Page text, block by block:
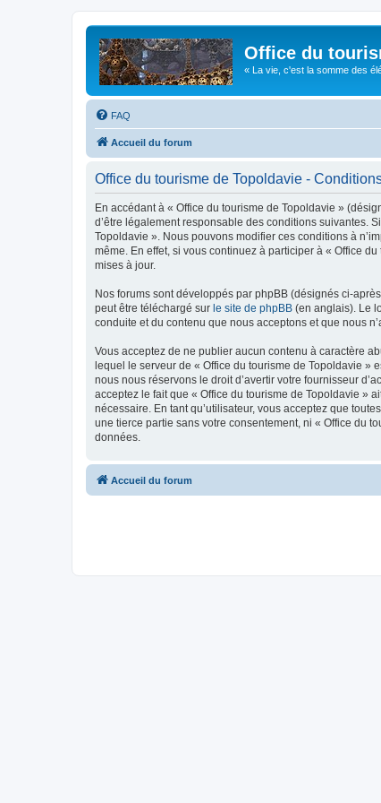
Office du
« La vie, c'est la somme des
FAQ
Accueil du forum
Office du tourisme de Topoldavie -
En accédant à « Office du tourisme de Topoldavie »
d’être légalement responsable des conditions suivantes.
Topoldavie ». Nous pouvons modifier ces conditions à
même. En effet, si vous continuez à participer à « Office
mises à jour.
Nos forums sont développés par phpBB (désignés ci-
peut être téléchargé sur le site de phpBB (en anglais). Le
conduite et du contenu que nous acceptons et que nous
Vous acceptez de ne publier aucun contenu à caractère
lequel le serveur de « Office du tourisme de Topoldavie »
nous nous réservons le droit d’avertir votre fournisseur
acceptez le fait que « Office du tourisme de Topoldavie »
nécessaire. En tant qu’utilisateur, vous acceptez que
une tierce partie sans votre consentement, ni « Office du
données.
Accueil du forum